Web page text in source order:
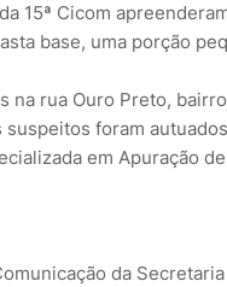
15ª Cicom
base, uma porção
na rua Ouro Preto,
foram
em Apuração
da